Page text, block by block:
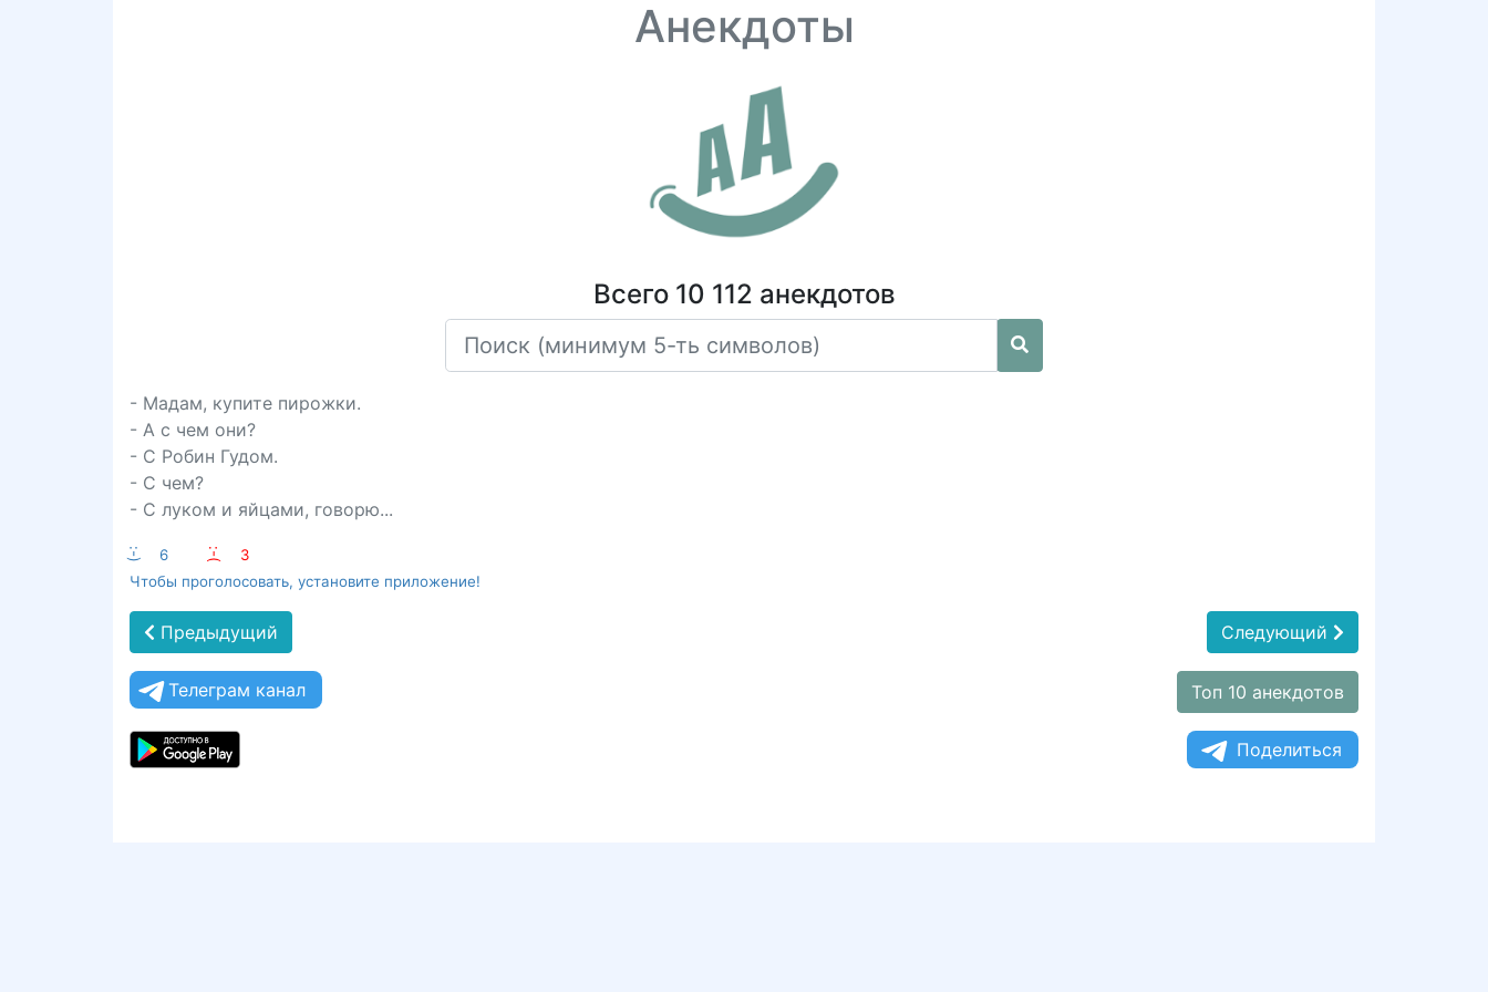
Анекдоты
Всего 10 112 анекдотов
- Мадам, купите пирожки.
- А с чем они?
- С Робин Гудом.
- С чем?
- С луком и яйцами, говорю...
:-) 6 :-(
3
Чтобы проголосовать, установите приложение!
Предыдущий Следующий
Телеграм канал Топ 10 анекдотов
Поделиться